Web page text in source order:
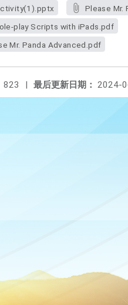
Please Mr.
play Scripts with iPads.pdf
Mr. Panda Advanced.pdf
最后更新日期： 2024-
823 |